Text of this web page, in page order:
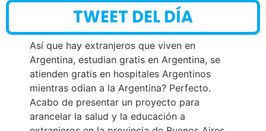
TWEET DEL DÍA
Así que hay extranjeros que viven en
Argentina, estudian gratis en Argentina, se
atienden gratis en hospitales Argentinos
mientras odian a la Argentina? Perfecto.
Acabo de presentar un proyecto para
arancelar la salud y la educación a